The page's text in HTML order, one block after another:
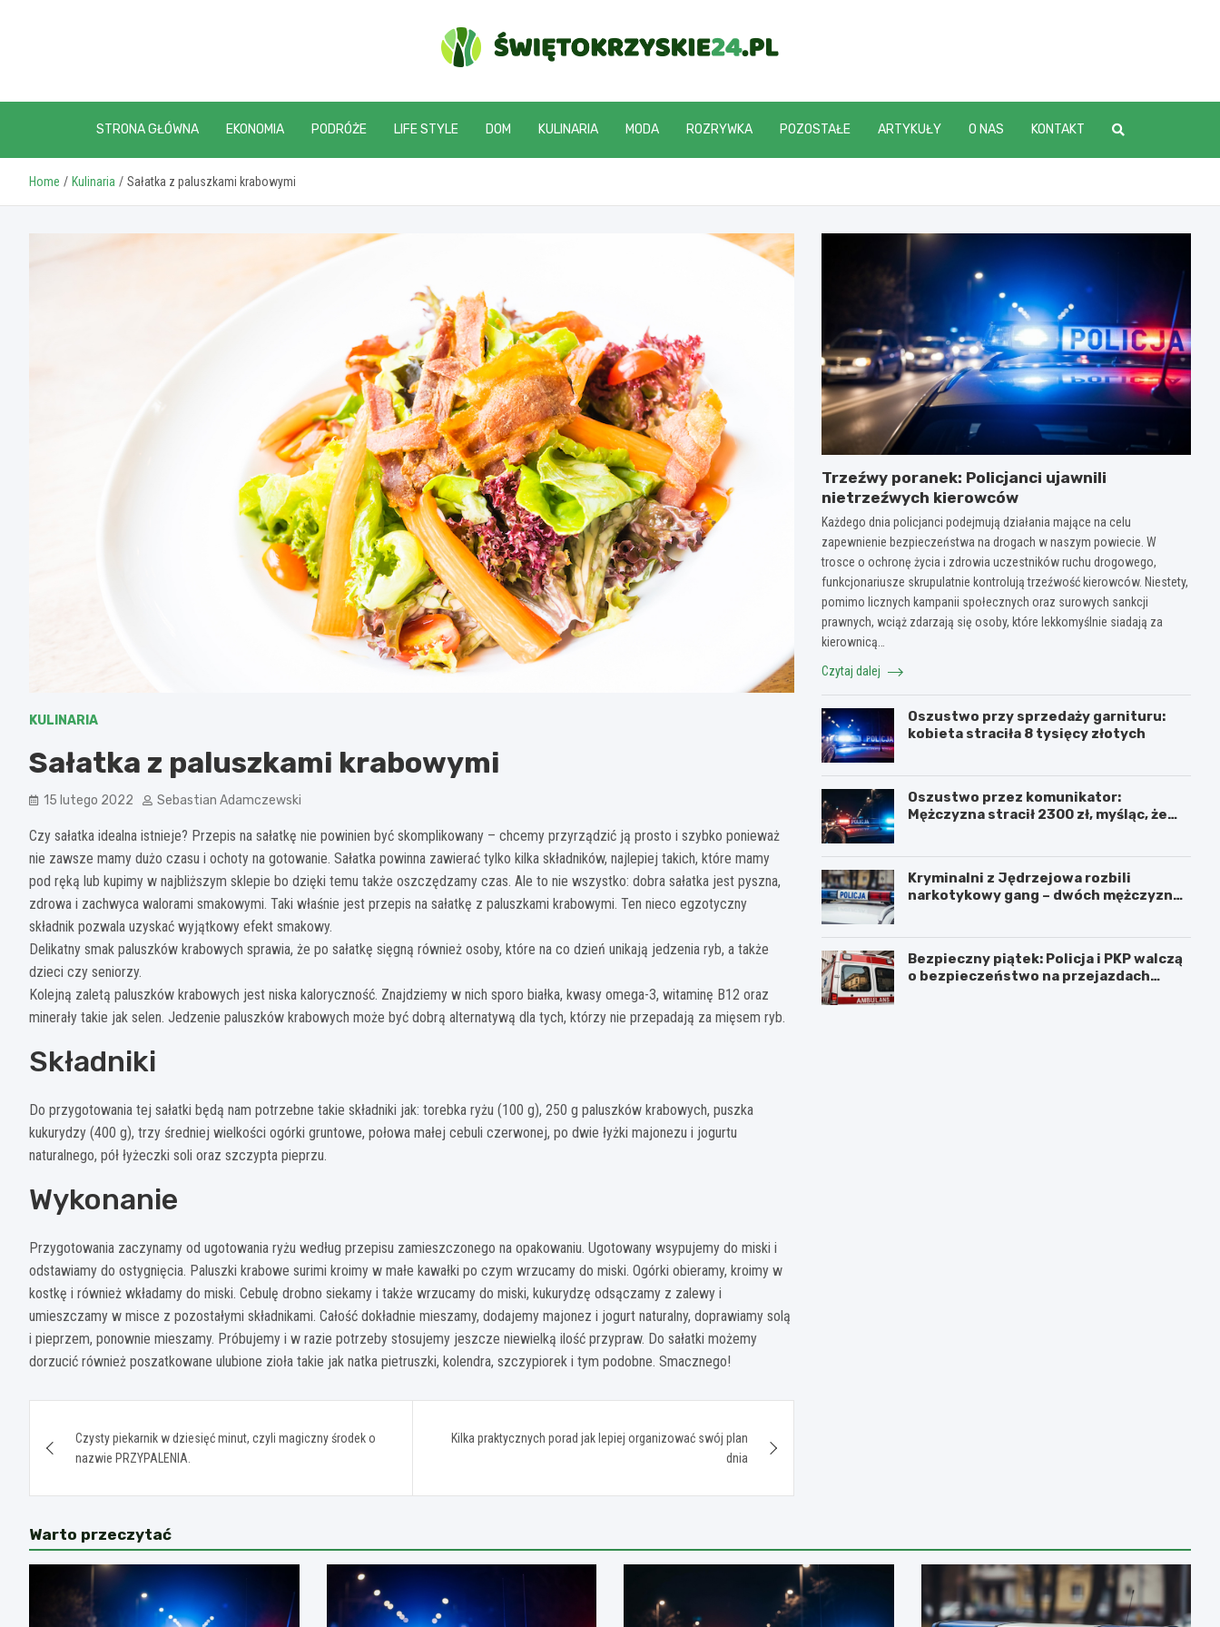
swietokrzyskie24.pl
STRONA GŁÓWNA EKONOMIA PODRÓŻE LIFE STYLE DOM KULINARIA MODA ROZRYWKA POZOSTAŁE ARTYKUŁY O NAS KONTAKT
Home Kulinaria Sałatka z paluszkami krabowymi
KULINARIA
Sałatka z paluszkami krabowymi
15 lutego 2022 Sebastian Adamczewski
Czy sałatka idealna istnieje? Przepis na sałatkę nie powinien być skomplikowany – chcemy przyrządzić ją prosto i szybko ponieważ
nie zawsze mamy dużo czasu i ochoty na gotowanie. Sałatka powinna zawierać tylko kilka składników, najlepiej takich, które mamy
pod ręką lub kupimy w najbliższym sklepie bo dzięki temu także oszczędzamy czas. Ale to nie wszystko: dobra sałatka jest pyszna,
zdrowa i zachwyca walorami smakowymi. Taki właśnie jest przepis na sałatkę z paluszkami krabowymi. Ten nieco egzotyczny
składnik pozwala uzyskać wyjątkowy efekt smakowy.
Delikatny smak paluszków krabowych sprawia, że po sałatkę sięgną również osoby, które na co dzień unikają jedzenia ryb, a także
dzieci czy seniorzy.
Kolejną zaletą paluszków krabowych jest niska kaloryczność. Znajdziemy w nich sporo białka, kwasy omega-3, witaminę B12 oraz
minerały takie jak selen. Jedzenie paluszków krabowych może być dobrą alternatywą dla tych, którzy nie przepadają za mięsem ryb.
Składniki
Do przygotowania tej sałatki będą nam potrzebne takie składniki jak: torebka ryżu (100 g), 250 g paluszków krabowych, puszka
kukurydzy (400 g), trzy średniej wielkości ogórki gruntowe, połowa małej cebuli czerwonej, po dwie łyżki majonezu i jogurtu
naturalnego, pół łyżeczki soli oraz szczypta pieprzu.
Wykonanie
Przygotowania zaczynamy od ugotowania ryżu według przepisu zamieszczonego na opakowaniu. Ugotowany wsypujemy do miski i
odstawiamy do ostygnięcia. Paluszki krabowe surimi kroimy w małe kawałki po czym wrzucamy do miski. Ogórki obieramy, kroimy w
kostkę i również wkładamy do miski. Cebulę drobno siekamy i także wrzucamy do miski, kukurydzę odsączamy z zalewy i
umieszczamy w misce z pozostałymi składnikami. Całość dokładnie mieszamy, dodajemy majonez i jogurt naturalny, doprawiamy solą
i pieprzem, ponownie mieszamy. Próbujemy i w razie potrzeby stosujemy jeszcze niewielką ilość przypraw. Do sałatki możemy
dorzucić również poszatkowane ulubione zioła takie jak natka pietruszki, kolendra, szczypiorek i tym podobne. Smacznego!
wpisu
Czysty piekarnik w dziesięć minut, czyli magiczny środek o
nazwie PRZYPALENIA.
Kilka praktycznych porad jak lepiej organizować swój plan
dnia
Trzeźwy poranek: Policjanci ujawnili
nietrzeźwych kierowców
Każdego dnia policjanci podejmują działania mające na celu
zapewnienie bezpieczeństwa na drogach w naszym powiecie. W
trosce o ochronę życia i zdrowia uczestników ruchu drogowego,
funkcjonariusze skrupulatnie kontrolują trzeźwość kierowców. Niestety,
pomimo licznych kampanii społecznych oraz surowych sankcji
prawnych, wciąż zdarzają się osoby, które lekkomyślnie siadają za
kierownicą…
Czytaj dalej
Oszustwo przy sprzedaży garnituru:
kobieta straciła 8 tysięcy złotych
Oszustwo przez komunikator:
Mężczyzna stracił 2300 zł, myśląc, że
Kryminalni z Jędrzejowa rozbili
narkotykowy gang – dwóch mężczyzn
Bezpieczny piątek: Policja i PKP walczą
o bezpieczeństwo na przejazdach
Warto przeczytać